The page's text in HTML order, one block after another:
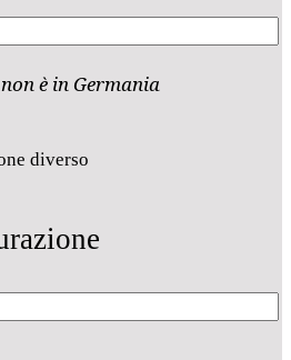
è in Germania
diverso